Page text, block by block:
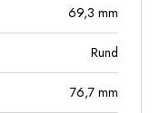
69,3 mm
Rund
76,7 mm